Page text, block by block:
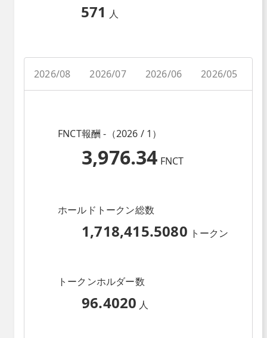
571 人
2026/08 2026/07 2026/06 2026/05
FNCT報酬 -（2026 / 1）
3,976.34 FNCT
ホールドトークン総数
1,718,415.5080 トークン
トークンホルダー数
96.4020 人